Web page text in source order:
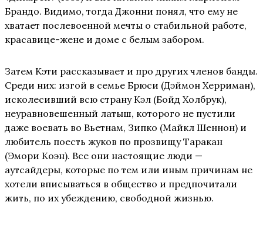
Брандо. Видимо, тогда Джонни понял, что ему не
хватает послевоенной мечты о стабильной работе,
красавице-жене и доме с белым забором.
Затем Кэти рассказывает и про других членов банды.
Среди них: изгой в семье Брюси (Дэймон Херриман),
исколесивший всю страну Кэл (Бойд Холбрук),
неуравновешенный латыш, которого не пустили
даже воевать во Вьетнам, Зипко (Майкл Шеннон) и
любитель поесть жуков по прозвищу Таракан
(Эмори Коэн). Все они настоящие люди —
аутсайдеры, которые по тем или иным причинам не
хотели вписываться в общество и предпочитали
жить, по их убеждению, свободной жизнью.